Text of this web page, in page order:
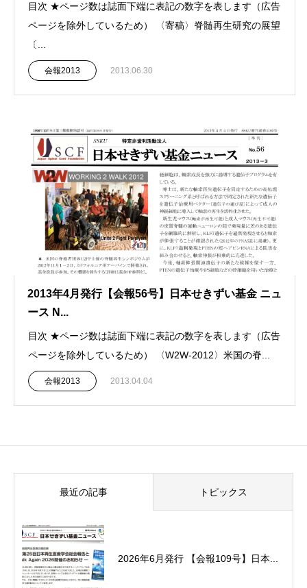
目次 ★ページ数は誌面下端に表記の数字を表します（広告
ページを除外しているため） 〈寄稿〉脊髄再生研究の展望
〔...
会報2013 2013.06.30
2013年4月発行【会報56号】日本せきずい基金 ニュ
ース N...
目次 ★ページ数は誌面下端に表記の数字を表します（広告
ページを除外しているため） 〈W2W‐2012〉米国の脊...
会報2013 2013.04.04
最近の記事 トピックス
2026年6月発行 【会報109号】日本...